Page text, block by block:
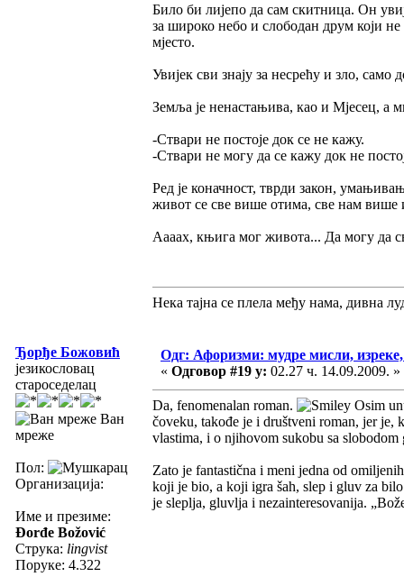
Било би лијепо да сам скитница. Он
за широко небо и слободан друм који
мјесто.
Увијек сви знају за несрећу и зло, само
Земља је ненастањива, као и Мјесец, а
-Ствари не постоје док се не кажу.
-Ствари не могу да се кажу док не
Ред је коначност, тврди закон,
живот се све више отима, све нам
Аааах, књига мог живота... Да могу да
Нека тајна се плела међу нама, дивна
Ђорђе Божовић
језикословац
староседелац
Ван
мреже
Пол:
Организација:
Име и презиме:
Đorđe Božović
Струка: lingvist
Поруке: 4.322
Одг: Афоризми: мудре мисли,
« Одговор #19 у: 02.27 ч. 14.09.2009. »
Da, fenomenalan roman.
Osim
čoveku, takođe je i društveni roman, jer je,
vlastima, i o njihovom sukobu sa
Zato je fantastična i meni jedna od
koji je bio, a koji igra šah, slep i gluv za
je sleplja, gluvlja i nezainteresovanija.